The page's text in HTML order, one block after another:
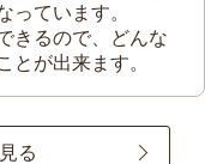
っています。
きるので、どんな
とが出来ます。
る